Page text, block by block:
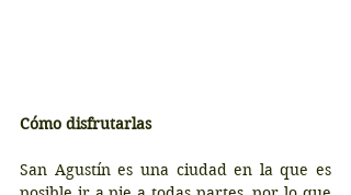
Cómo disfrutarlas
San Agustín es una ciudad en la que es